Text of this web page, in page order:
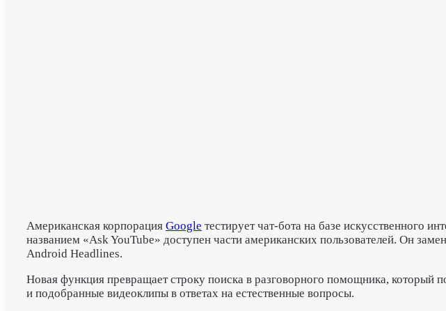
Американская корпорация Google тестирует чат-бота на базе искусственного
названием «Ask YouTube» доступен части американских пользователей. Он
Android Headlines.
Новая функция превращает строку поиска в разговорного помощника, который
и подобранные видеоклипы в ответах на естественные вопросы.